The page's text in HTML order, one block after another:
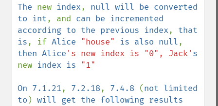
The new index, null will be converted
to int, and can be incremented
according to the previous index, that
is, if Alice "house" is also null
then Alice 's new index is "0", Jack'
new index is "1"
On 7.1.21, 7.2.18, 7.4.8 (not limited
to )